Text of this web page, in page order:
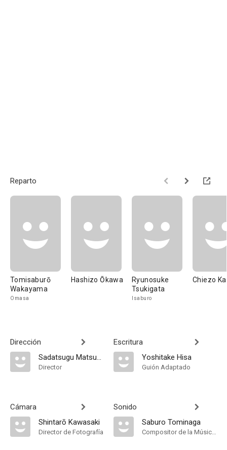
Reparto
Tomisaburō
Wakayama
Omasa
Hashizo Ōkawa
Ryunosuke
Tsukigata
Isaburo
Chiezo
Dirección
Sadatsugu Matsuda
Director
Cámara
Shintarō Kawasaki
Director de Fotografía
Escritura
Yoshitake Hisa
Guión Adaptado
Sonido
Saburo Tominaga
Compositor de la Música Original